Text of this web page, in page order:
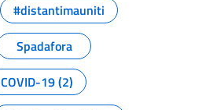
#distantimauniti
Spadafora
COVID-19 (2)